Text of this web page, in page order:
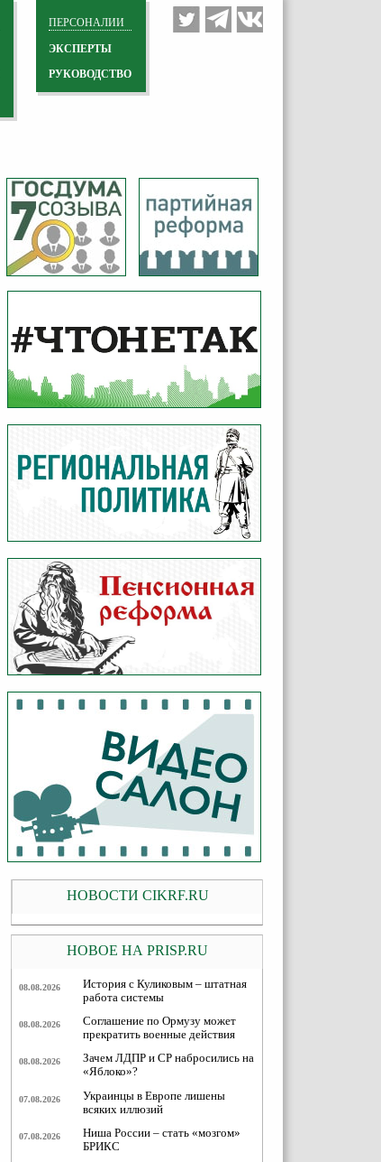
ПЕРСОНАЛИИ
ЭКСПЕРТЫ
РУКОВОДСТВО
НОВОСТИ CIKRF.RU
НОВОЕ НА PRISP.RU
08.08.2026
История с Куликовым – штатная
работа системы
08.08.2026
Соглашение по Ормузу может
прекратить военные действия
08.08.2026
Зачем ЛДПР и СР набросились на
«Яблоко»?
07.08.2026
Украинцы в Европе лишены
всяких иллюзий
07.08.2026
Ниша России – стать «мозгом»
БРИКС